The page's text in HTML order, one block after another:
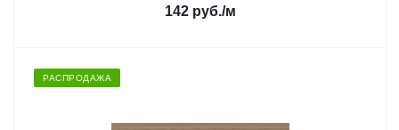
142 руб./м
РАСПРОДАЖА